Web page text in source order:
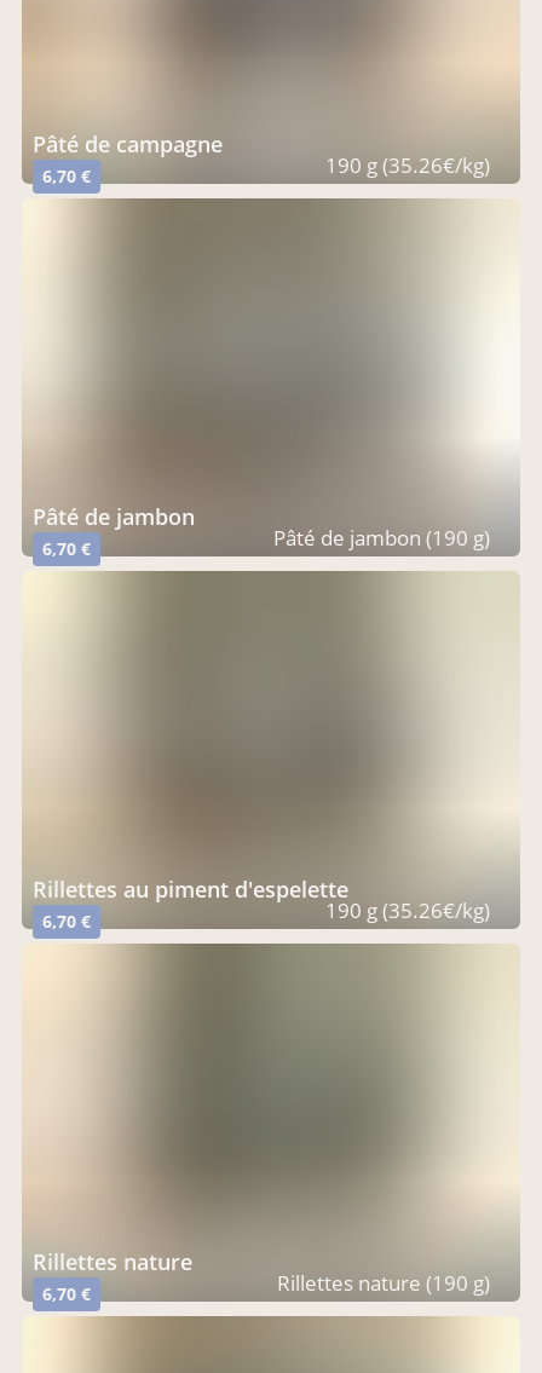
pâté de campagne
6,70 € 190 g (35.26€/kg)
pâté de jambon
6,70 € Pâté de jambon (190 g)
rillettes au piment d'espelette
6,70 € 190 g (35.26€/kg)
rillettes nature
6,70 € Rillettes nature (190 g)